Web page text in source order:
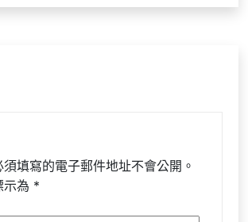
填寫的電子郵件地址不會公開。
示為 *